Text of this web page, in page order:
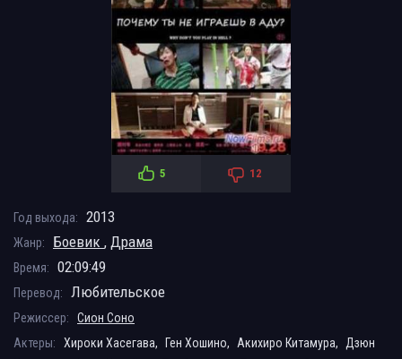
5 12
Год выхода: 2013
Жанр: Боевик , Драма
Время: 02:09:49
Перевод: Любительское
Режиссер:
Сион Соно
Актеры:
Хироки Хасегава, Ген Хошино, Акихиро Китамура,
Дзюн